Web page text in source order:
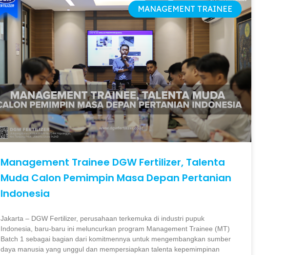
MANAGEMENT TRAINEE
Management Trainee DGW Fertilizer, Talenta
Muda Calon Pemimpin Masa Depan Pertanian
Indonesia
Jakarta – DGW Fertilizer, perusahaan terkemuka di industri pupuk
Indonesia, baru-baru ini meluncurkan program Management Trainee (MT)
Batch 1 sebagai bagian dari komitmennya untuk mengembangkan sumber
daya manusia yang unggul dan mempersiapkan talenta kepemimpinan